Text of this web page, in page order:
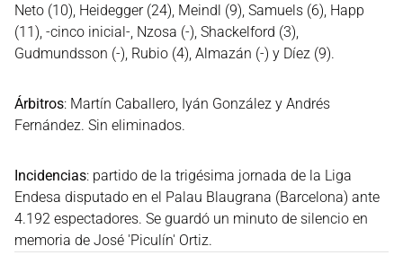
Neto (10), Heidegger (24), Meindl (9), Samuels (6), Happ
(11), -cinco inicial-, Nzosa (-), Shackelford (3),
Gudmundsson (-), Rubio (4), Almazán (-) y Díez (9).
Árbitros: Martín Caballero, Iyán González y Andrés
Fernández. Sin eliminados.
Incidencias: partido de la trigésima jornada de la Liga
Endesa disputado en el Palau Blaugrana (Barcelona) ante
4.192 espectadores. Se guardó un minuto de silencio en
memoria de José 'Piculín' Ortiz.